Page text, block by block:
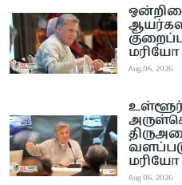
மரியோ
Aug 06, 2026
மரியோ
Aug 06, 2026